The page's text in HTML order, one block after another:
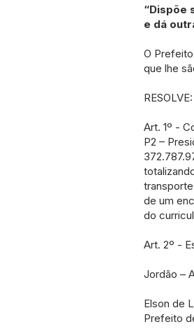
“Dispõe
e dá
O
que lhe
RESOLVE:
Art. 1º -
P2 –
de um
do
Art. 2º -
Jordão –
Elson de
Prefeito